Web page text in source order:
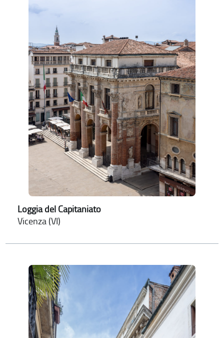
Loggia del Capitaniato
Vicenza (VI)